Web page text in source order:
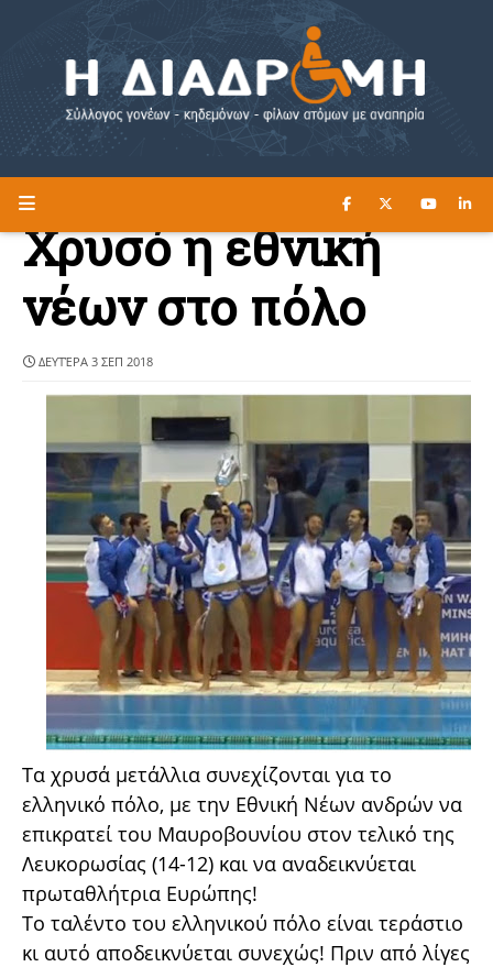
Η ΔΙΑΔΡΟΜΗ ΔΙΑΒΑΣΤΕ ΕΔΩ ►
Χρυσό η εθνική
νέων στο πόλο
ΔΕΥΤΈΡΑ 3 ΣΕΠ 2018
Τα χρυσά μετάλλια συνεχίζονται για το
ελληνικό πόλο, με την Εθνική Νέων ανδρών να
επικρατεί του Μαυροβουνίου στον τελικό της
Λευκορωσίας (14-12) και να αναδεικνύεται
πρωταθλήτρια Ευρώπης!
Το ταλέντο του ελληνικού πόλο είναι τεράστιο
κι αυτό αποδεικνύεται συνεχώς! Πριν από λίγες